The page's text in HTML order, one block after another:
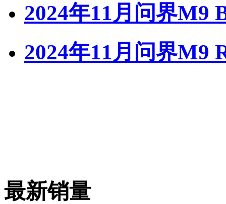
2024年11月问界M9
2024年11月问界M9
最新销量